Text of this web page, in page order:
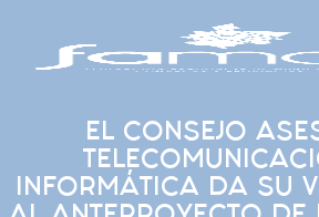
EL CONSEJO
INFORMÁTICA DA SU